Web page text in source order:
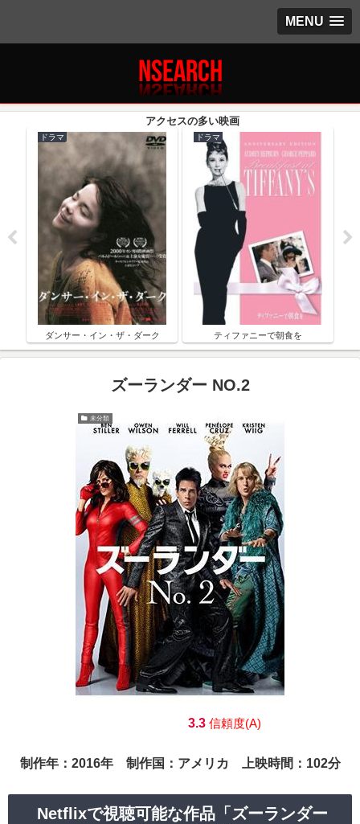
MENU
ドラマ
ダンサー・イン・ザ・ダーク
ドラマ
ティファニーで朝食を
ズーランダー NO.2
未分類
3.3信頼度(A)
制作年：2016年 制作国：アメリカ 上映時間：102分
Netflixで視聴可能な作品「ズーランダー